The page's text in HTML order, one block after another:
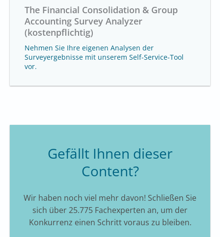
The Financial Consolidation & Group
Accounting Survey Analyzer
(kostenpflichtig)
Nehmen Sie Ihre eigenen Analysen der
Surveyergebnisse mit unserem Self-Service-Tool
vor.
Gefällt Ihnen dieser
Content?
Wir haben noch viel mehr davon! Schließen Sie
sich über 25.775 Fachexperten an, um der
Konkurrenz einen Schritt voraus zu bleiben.